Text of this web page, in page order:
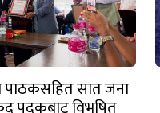
पाठकसहित सात जना